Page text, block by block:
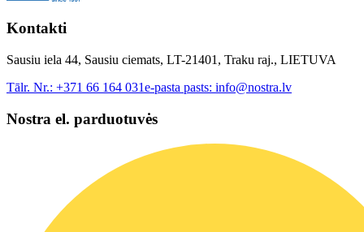
Kontakti
Sausiu iela 44, Sausiu ciemats, LT-21401, Traku raj., LIETUVA
Tālr. Nr.: +371 66 164 031e-pasta pasts: info@nostra.lv
Nostra el. parduotuvės